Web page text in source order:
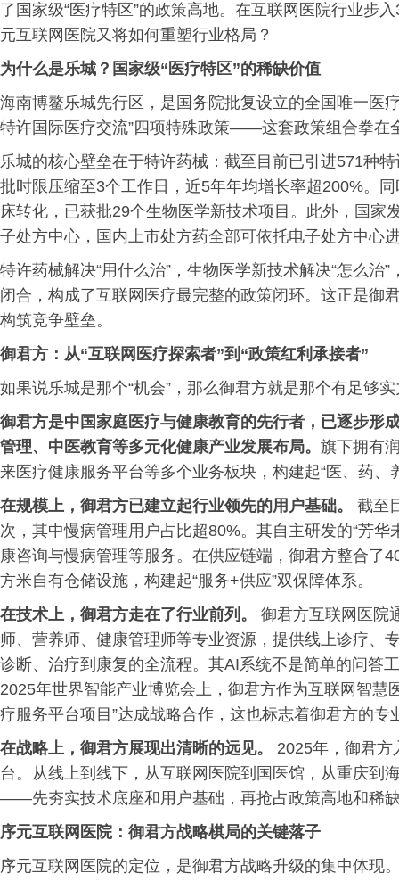
了国家级“医疗特区”的政策高地。在互联网医院行业步
元互联网医院又将如何重塑行业格局？
为什么是乐城？国家级“医疗特区”的稀缺价值
海南博鳌乐城先行区，是国务院批复设立的全国唯一医
特许国际医疗交流”四项特殊政策——这套政策组合拳在
乐城的核心壁垒在于特许药械：截至目前已引进571种
批时限压缩至3个工作日，近5年年均增长率超200%。
床转化，已获批29个生物医学新技术项目。此外，国家
子处方中心，国内上市处方药全部可依托电子处方中心
特许药械解决“用什么治”，生物医学新技术解决“怎么
闭合，构成了互联网医疗最完整的政策闭环。这正是御
构筑竞争壁垒。
御君方：从“互联网医疗探索者”到“政策红利承接者”
如果说乐城是那个“机会”，那么御君方就是那个有足够
御君方是中国家庭医疗与健康教育的先行者，已逐步形
管理、中医教育等多元化健康产业发展布局。 旗下拥有
来医疗健康服务平台等多个业务板块，构建起“医、药
在规模上，御君方已建立起行业领先的用户基础。
截至
次，其中慢病管理用户占比超80%。其自主研发的“芳
康咨询与慢病管理等服务。在供应链端，御君方整合了
方米自有仓储设施，构建起“服务+供应”双保障体系。
在技术上，御君方走在了行业前列。 御君方互联网医院
师、营养师、健康管理师等专业资源，提供线上诊疗、
诊断、治疗到康复的全流程。其AI系统不是简单的问答
2025年世界智能产业博览会上，御君方作为互联网智慧
疗服务平台项目”达成战略合作，这也标志着御君方的
在战略上，御君方展现出清晰的远见。 2025年，御君方
台。从线上到线下，从互联网医院到国医馆，从重庆到
——先夯实技术底座和用户基础，再抢占政策高地和稀
序元互联网医院：御君方战略棋局的关键落子
序元互联网医院的定位，是御君方战略升级的集中体现